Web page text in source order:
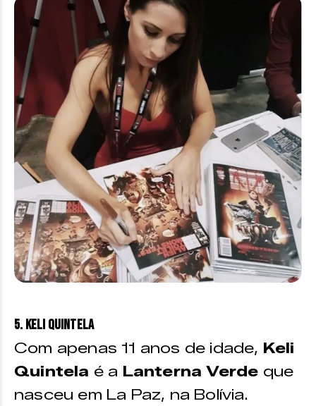
5. Keli Quintela
Com apenas 11 anos de idade, Keli
Quintela é a Lanterna Verde que
nasceu em La Paz, na Bolívia.